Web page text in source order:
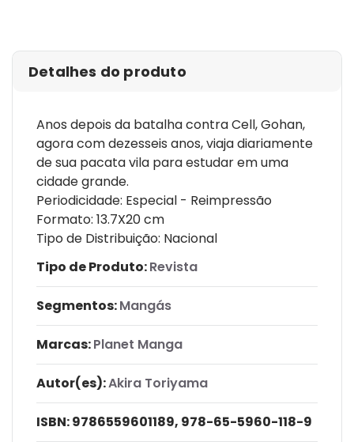
Detalhes do produto
Anos depois da batalha contra Cell, Gohan,
agora com dezesseis anos, viaja diariamente
de sua pacata vila para estudar em uma
cidade grande.
Periodicidade: Especial - Reimpressão
Formato: 13.7X20 cm
Tipo de Distribuição: Nacional
Tipo de Produto:Revista
Segmentos:Mangás
Marcas:Planet Manga
Autor(es):Akira Toriyama
ISBN:9786559601189, 978-65-5960-118-9